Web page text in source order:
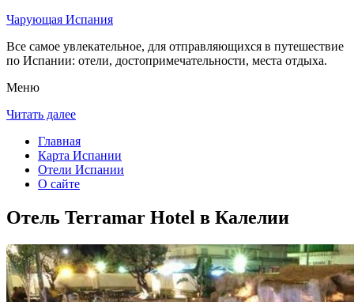
Чарующая Испания
Все самое увлекательное, для отправляющихся в путешествие
по Испании: отели, достопримечательности, места отдыха.
Меню
Читать далее
Главная
Карта Испании
Отели Испании
О сайте
Отель Terramar Hotel в Калелии